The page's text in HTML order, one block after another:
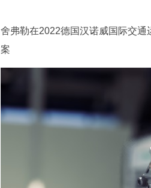
舍弗勒在2022德国汉诺威国际交
案